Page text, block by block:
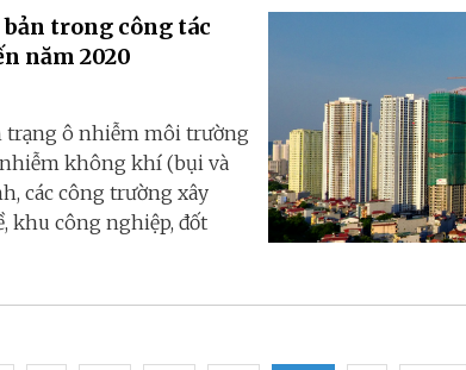
trong công tác
năm 2020
trạng ô nhiễm môi trường
không khí (bụi và
các công trường xây
khu công nghiệp, đốt